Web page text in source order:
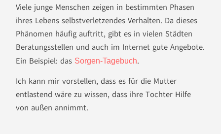
Viele junge Menschen zeigen in bestimmten Phasen
ihres Lebens selbstverletzendes Verhalten. Da dieses
Phänomen häufig auftritt, gibt es in vielen Städten
Beratungsstellen und auch im Internet gute Angebote.
Ein Beispiel: das Sorgen-Tagebuch.
Ich kann mir vorstellen, dass es für die Mutter
entlastend wäre zu wissen, dass ihre Tochter Hilfe
von außen annimmt.